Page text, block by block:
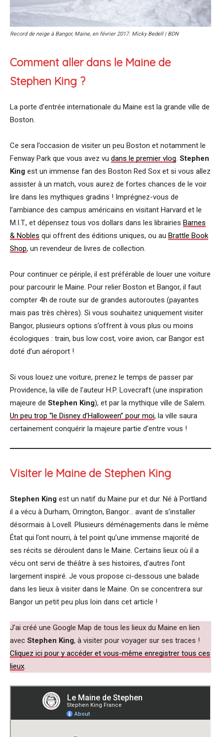
Record de neige à Bangor, Maine, en février 2017. Micky Bedell | BDN
Comment aller dans le Maine de
Stephen King ?
La porte d’entrée internationale du Maine est la grande ville de
Boston.
Ce sera l’occasion de visiter un peu Boston et notamment le
Fenway Park que vous avez vu dans le premier vlog. Stephen
King est un immense fan des Boston Red Sox et si vous allez
assister à un match, vous aurez de fortes chances de le voir
lire dans les mythiques gradins ! Imprégnez-vous de
l’ambiance des campus américains en visitant Harvard et le
M.I.T., et dépensez tous vos dollars dans les librairies Barnes
& Nobles qui offrent des éditions uniques, ou au Brattle Book
Shop, un revendeur de livres de collection.
Pour continuer ce périple, il est préférable de louer une voiture
pour parcourir le Maine. Pour relier Boston et Bangor, il faut
compter 4h de route sur de grandes autoroutes (payantes
mais pas très chères). Si vous souhaitez uniquement visiter
Bangor, plusieurs options s’offrent à vous plus ou moins
écologiques : train, bus low cost, voire avion, car Bangor est
doté d’un aéroport !
Si vous louez une voiture, prenez le temps de passer par
Providence, la ville de l’auteur H.P. Lovecraft (une inspiration
majeure de Stephen King), et par la mythique ville de Salem.
Un peu trop “le Disney d’Halloween” pour moi, la ville saura
certainement conquérir la majeure partie d’entre vous !
Visiter le Maine de Stephen King
Stephen King est un natif du Maine pur et dur. Né à Portland
il a vécu à Durham, Orrington, Bangor… avant de s’installer
désormais à Lovell. Plusieurs déménagements dans le même
État qui l’ont nourri, à tel point qu’une immense majorité de
ses récits se déroulent dans le Maine. Certains lieux où il a
vécu ont servi de théâtre à ses histoires, d’autres l’ont
largement inspiré. Je vous propose ci-dessous une balade
dans les lieux à visiter dans le Maine. On se concentrera sur
Bangor un petit peu plus loin dans cet article !
J’ai créé une Google Map de tous les lieux du Maine en lien
avec Stephen King, à visiter pour voyager sur ses traces !
Cliquez ici pour y accéder et vous-même enregistrer tous ces
lieux.